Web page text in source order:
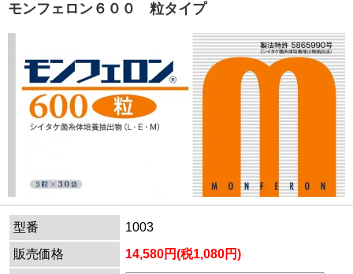
モンフェロン６００ 粒タイプ
型番
1003
販売価格
14,580円(税1,080円)